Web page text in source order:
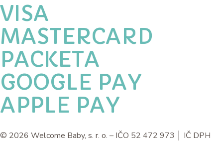
VISA
MASTERCARD
PACKETA
GOOGLE PAY
APPLE PAY
© 2026 Welcome Baby, s. r. o. – IČO 52 472 973 │ IČ DPH